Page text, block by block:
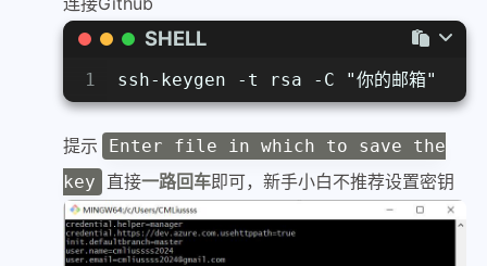
SHELL
1 ssh-keygen -t rsa -C "你的邮箱"
提示
Enter file in which to save the
key
直接一路回车即可，新手小白不推荐设置密钥